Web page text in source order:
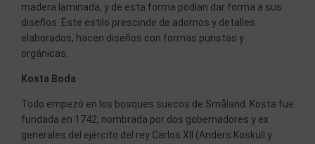
madera laminada, y de esta forma podían dar forma a sus
diseños. Este estilo prescinde de adornos y detalles
elaborados, hacen diseños con formas puristas y
orgánicas.
Kosta Boda
Todo empezó en los bosques suecos de Småland. Kosta fue
fundada en 1742, nombrada por dos gobernadores y ex
generales del ejército del rey Carlos XII (Anders Koskull y